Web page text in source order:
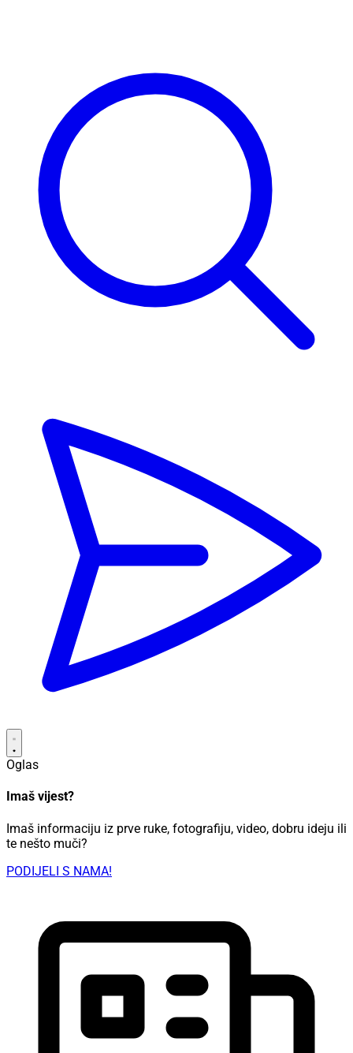
Oglas
Imaš vijest?
Imaš informaciju iz prve ruke, fotografiju, video, dobru ideju ili
te nešto muči?
PODIJELI S NAMA!